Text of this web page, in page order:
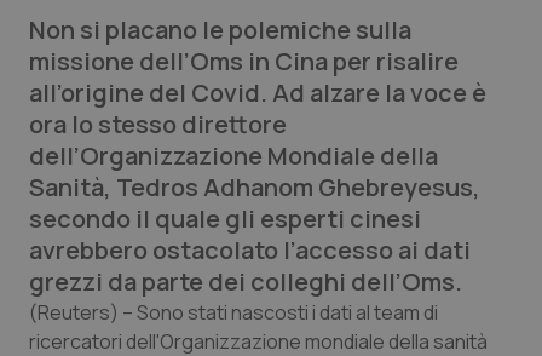
Lettere al direttore
Edizioni Regionali
QS Pro
Professionisti Sanitari.AI
Abruzzo
Basilicata
QS Pro Gold
Artrite & artrosi
QS Club Newsletter
Non si placano le polemiche sulla
missione dell’Oms in Cina per risalire
all’origine del Covid. Ad alzare la voce è
ora lo stesso direttore
dell’Organizzazione Mondiale della
Sanità, Tedros Adhanom Ghebreyesus,
secondo il quale gli esperti cinesi
avrebbero ostacolato l’accesso ai dati
grezzi da parte dei colleghi dell’Oms.
(Reuters) – Sono stati nascosti i dati al team di
ricercatori dell'Organizzazione mondiale della sanità